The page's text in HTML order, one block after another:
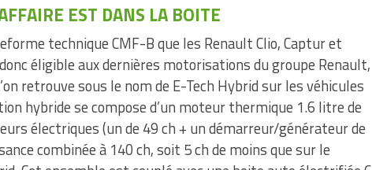
EST DANS LA BOITE
technique CMF-B que les Renault Clio, Captur et
éligible aux dernières motorisations du groupe Renault,
retrouve sous le nom de E-Tech Hybrid sur les véhicules
hybride se compose d’un moteur thermique 1.6 litre de
électriques (un de 49 ch + un démarreur/générateur de
combinée à 140 ch, soit 5 ch de moins que sur le